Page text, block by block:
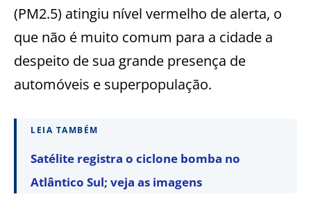
(PM2.5) atingiu nível vermelho de alerta, o
que não é muito comum para a cidade a
despeito de sua grande presença de
automóveis e superpopulação.
LEIA TAMBÉM
Satélite registra o ciclone bomba no
Atlântico Sul; veja as imagens